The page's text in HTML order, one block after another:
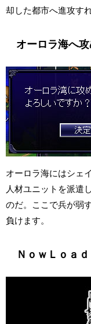
却した都市へ進攻す
オーロラ海へ
オーロラ海にはシェ
人材ユニットを派遣
のだ。ここで兵が弱
負けます。
ＮｏｗＬｏａｄ